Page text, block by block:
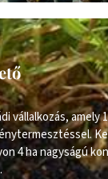
vállalkozás, amely
4 ha nagyságú